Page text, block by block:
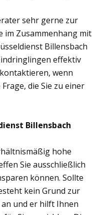
sehr gerne zur
im Zusammenhang mit
Billensbach
effektiv
wenn
die Sie zu einer
Billensbach
hohe
Sie ausschließlich
können. Sollte
kein Grund zur
an und er hilft Ihnen